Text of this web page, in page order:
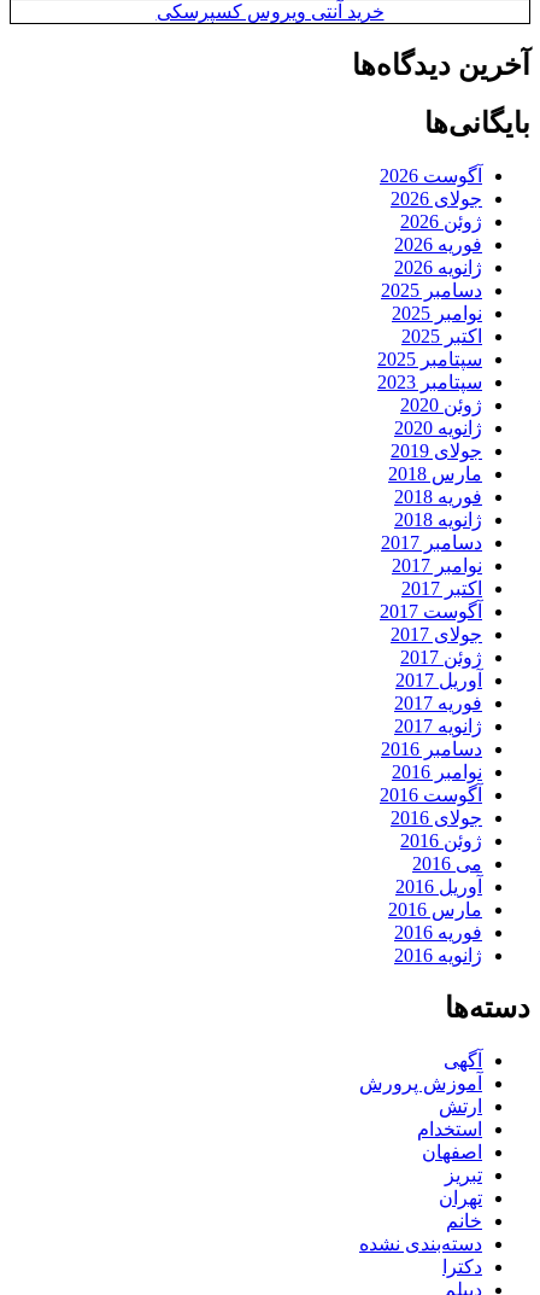
خرید آنتی ویروس کسپرسکی
آخرین دیدگاه‌ها
بایگانی‌ها
آگوست 2026
جولای 2026
ژوئن 2026
فوریه 2026
ژانویه 2026
دسامبر 2025
نوامبر 2025
اکتبر 2025
سپتامبر 2025
سپتامبر 2023
ژوئن 2020
ژانویه 2020
جولای 2019
مارس 2018
فوریه 2018
ژانویه 2018
دسامبر 2017
نوامبر 2017
اکتبر 2017
آگوست 2017
جولای 2017
ژوئن 2017
آوریل 2017
فوریه 2017
ژانویه 2017
دسامبر 2016
نوامبر 2016
آگوست 2016
جولای 2016
ژوئن 2016
می 2016
آوریل 2016
مارس 2016
فوریه 2016
ژانویه 2016
دسته‌ها
آگهی
آموزش پرورش
ارتش
استخدام
اصفهان
تبریز
تهران
خانم
دسته‌بندی نشده
دکترا
دیپلم